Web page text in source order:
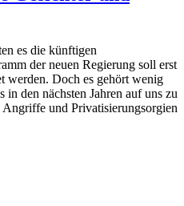
es die künftigen
der neuen Regierung soll erst
werden. Doch es gehört wenig
in den nächsten Jahren auf uns zu
und Privatisierungsorgien